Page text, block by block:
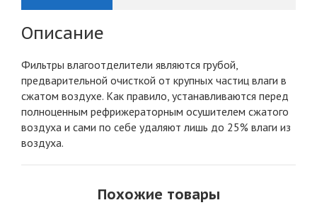
Описание
Фильтры влагоотделители являются грубой,
предварительной очисткой от крупных частиц влаги в
сжатом воздухе. Как правило, устанавливаются перед
полноценным рефрижераторным осушителем сжатого
воздуха и сами по себе удаляют лишь до 25% влаги из
воздуха.
Похожие товары